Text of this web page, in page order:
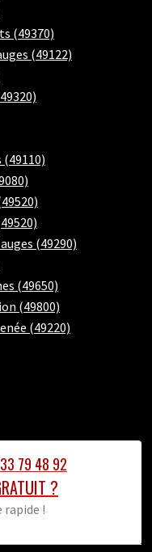
(49370)
(49122)
(49290)
(49650)
(49800)
(49220)
(49250)
79 48 92
?
rapide !